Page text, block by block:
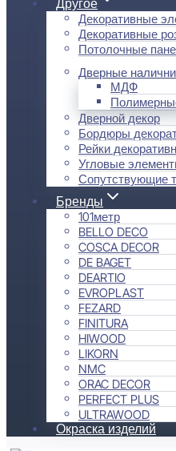
Другое
Декоративные
Декоративные
Потолочные
Дверные
МДФ
Дверной декор
Бордюры
Рейки
Угловые
Сопутствующие
Бренды
101метр
BELLO DECO
COSCA DECOR
DE BAGET
DEARTIO
EVROPLAST
FEZARD
FINITURA
HIWOOD
LIKORN
NMC
ORAC DECOR
PERFECT PLUS
ULTRAWOOD
Окраска изделий